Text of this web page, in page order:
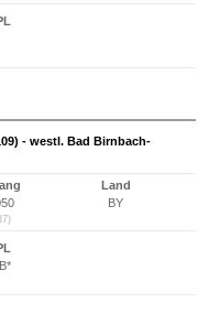
- westl. Bad Birnbach-
Land
BY